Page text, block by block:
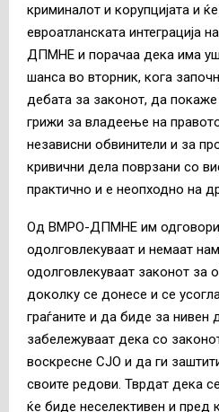
криминалот и корупцијата и ќе
евроатланската интеграција
ДПМНЕ и порачаа дека има
шанса во вторник, кога
дебата за законот, да
грижи за владеење на
независни обвинители и за
кривични дела поврзани со
практично и е неопходно на
Од ВМРО-ДПМНЕ им
одолговлекуваат и немаат
одолговлекуваат законот за
доколку се донесе и се
граѓаните и да биде за нивен
забележуваат дека со
воскресне СЈО и да ги
своите редови. Тврдат дека
ќе биде неселективен и пред